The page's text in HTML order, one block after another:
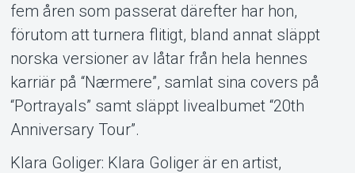
fem åren som passerat därefter har hon,
förutom att turnera flitigt, bland annat släppt
norska versioner av låtar från hela hennes
karriär på “Nærmere”, samlat sina covers på
“Portrayals” samt släppt livealbumet “20th
Anniversary Tour”.
Klara Goliger: Klara Goliger är en artist,